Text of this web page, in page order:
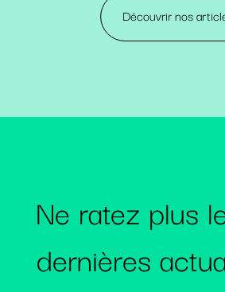
Découvrir nos
Ne ratez plus
dernières